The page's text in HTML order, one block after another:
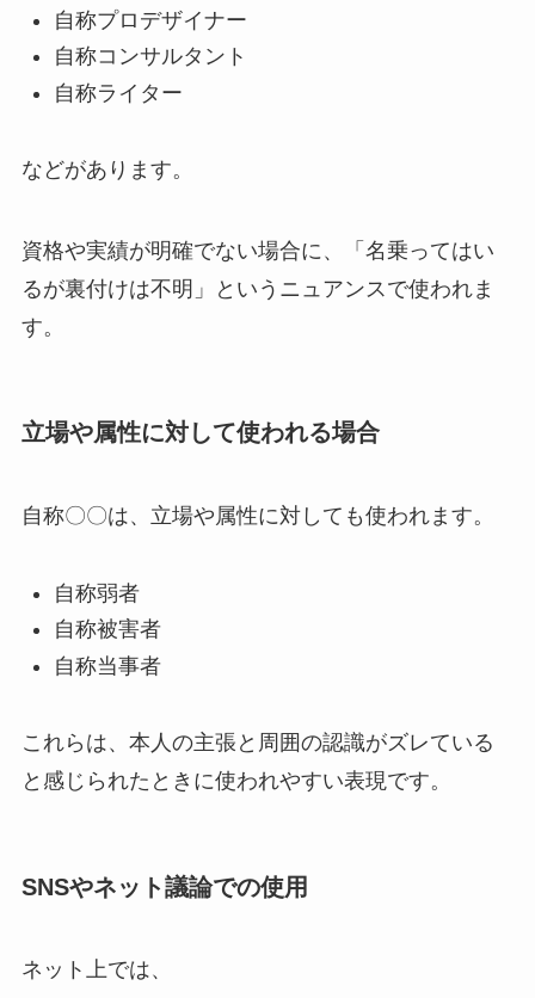
自称プロデザイナー
自称コンサルタント
自称ライター
などがあります。
資格や実績が明確でない場合に、「名乗ってはい
るが裏付けは不明」というニュアンスで使われま
す。
立場や属性に対して使われる場合
自称〇〇は、立場や属性に対しても使われます。
自称弱者
自称被害者
自称当事者
これらは、本人の主張と周囲の認識がズレている
と感じられたときに使われやすい表現です。
SNSやネット議論での使用
ネット上では、